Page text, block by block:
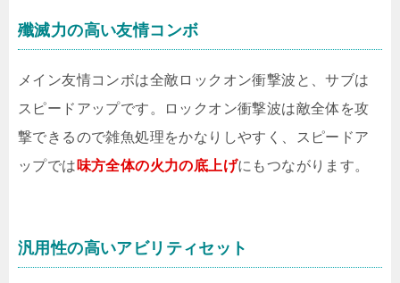
殲滅力の高い友情コンボ
メイン友情コンボは全敵ロックオン衝撃波と、サブは
スピードアップです。ロックオン衝撃波は敵全体を攻
撃できるので雑魚処理をかなりしやすく、スピードア
ップでは 味方全体の火力の底上げにもつながります。
汎用性の高いアビリティセット